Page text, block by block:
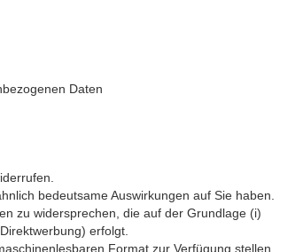
Daten
bedeutsame Auswirkungen auf Sie haben.
zu widersprechen, die auf der Grundlage (i)
erfolgt.
Format zur Verfügung stellen.